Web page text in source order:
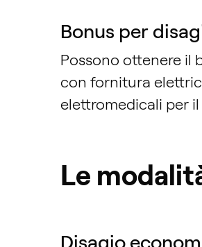
Bonus per
Possono ottenere il
con fornitura
elettromedicali per
Le